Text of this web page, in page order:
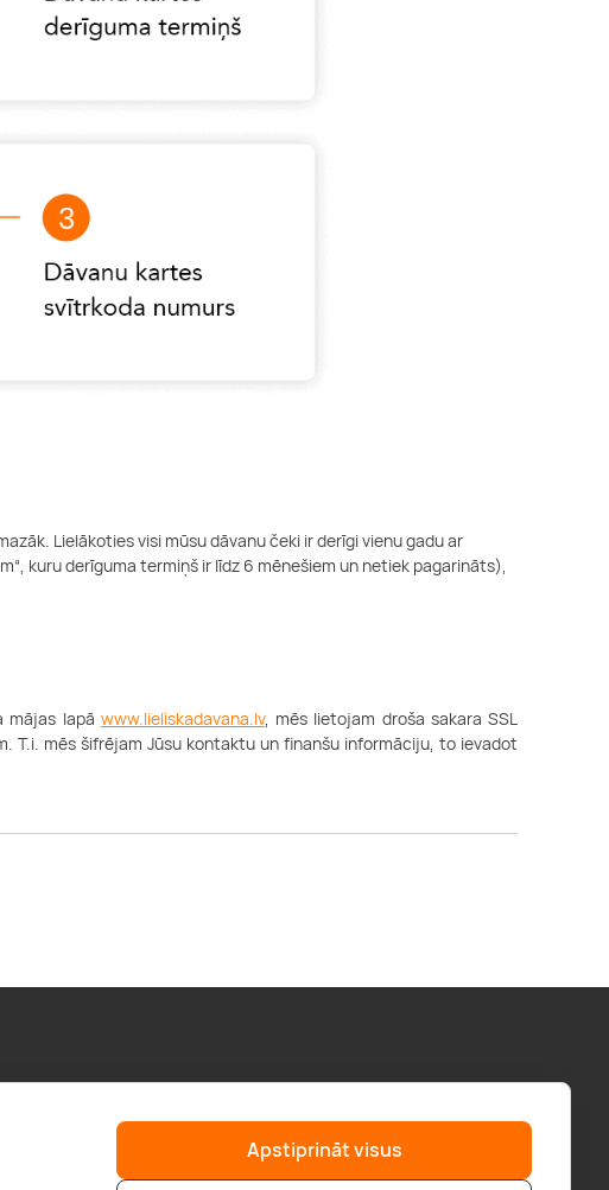
Apstiprināt visus
Lielākoties visi mūsu dāvanu čeki ir derīgi vienu gadu ar
kuru derīguma termiņš ir līdz 6 mēnešiem un netiek pagarināts),
mājas lapā www.lieliskadavana.lv, mēs lietojam droša sakara SSL
T.i. mēs šifrējam Jūsu kontaktu un finanšu informāciju, to ievadot
Palīdzība “GERA DOVANA” GRUPA
geradovana.lt